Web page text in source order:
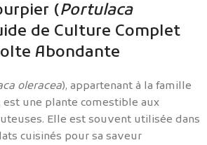
(Portulaca
de Culture Complet
Abondante
oleracea), appartenant à la famille
est une plante comestible aux
Elle est souvent utilisée dans
cuisinés pour sa saveur